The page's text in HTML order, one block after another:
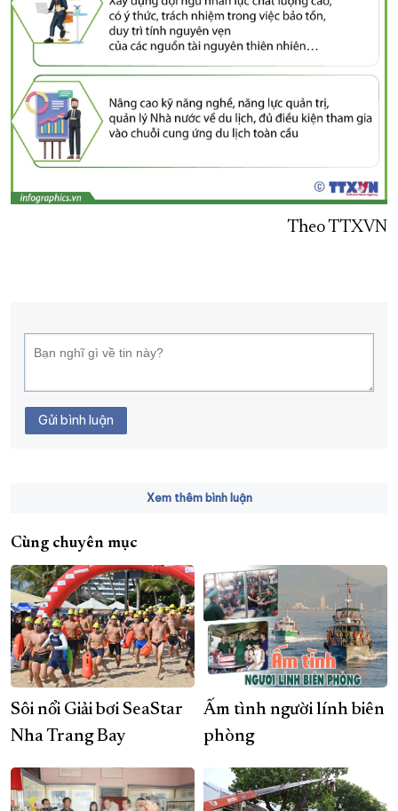
Theo TTXVN
Gửi bình luận
Xem thêm bình luận
Cùng chuyên mục
Sôi nổi Giải bơi SeaStar
Nha Trang Bay
Ấm tình người lính biên
phòng